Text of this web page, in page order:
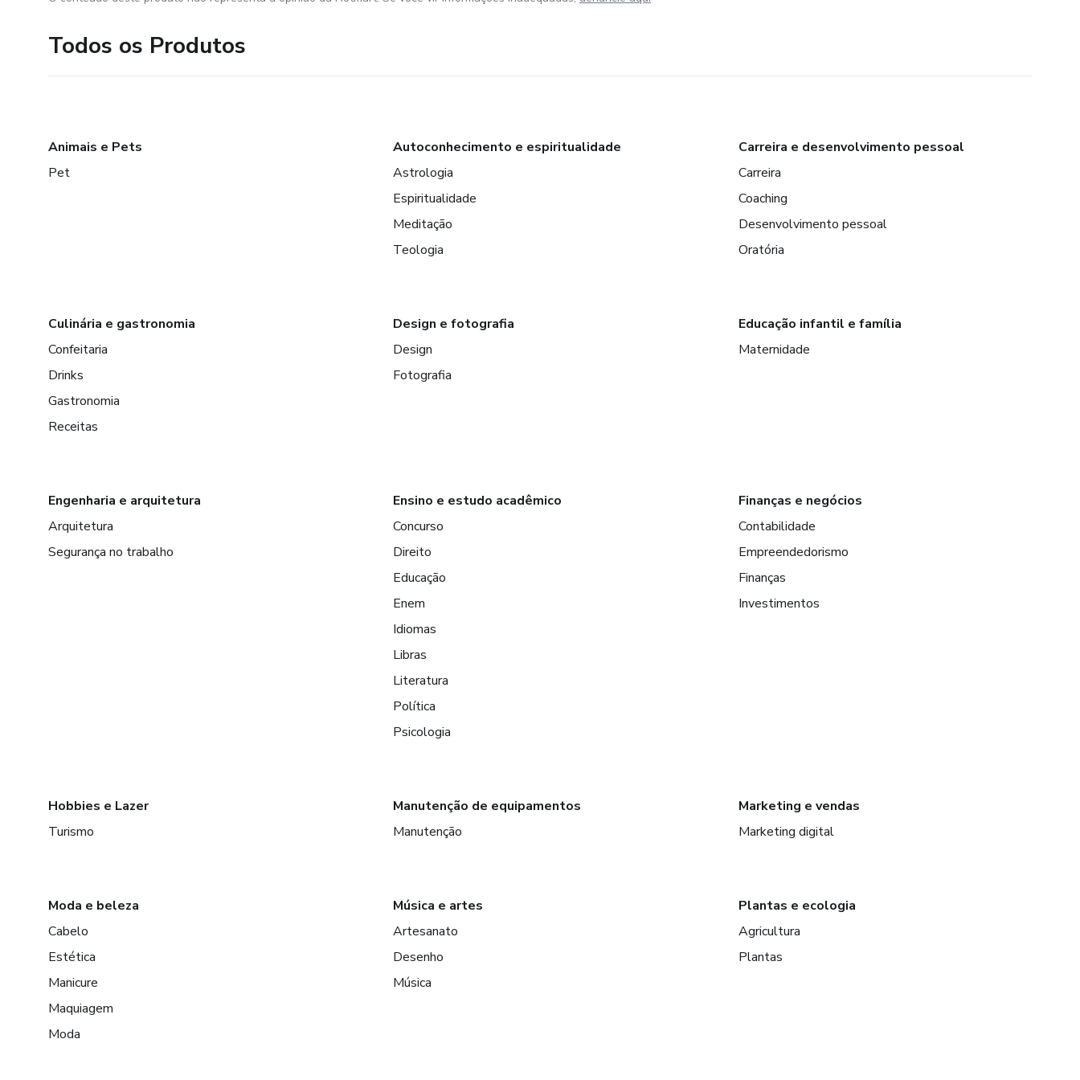
Todos os Produtos
Animais e Pets
Pet
Autoconhecimento e espiritualidade
Astrologia
Espiritualidade
Meditação
Teologia
Carreira e desenvolvimento pessoal
Carreira
Coaching
Desenvolvimento pessoal
Oratória
Culinária e gastronomia
Confeitaria
Drinks
Gastronomia
Receitas
Design e fotografia
Design
Fotografia
Educação infantil e família
Maternidade
Engenharia e arquitetura
Arquitetura
Segurança no trabalho
Ensino e estudo acadêmico
Concurso
Direito
Educação
Enem
Idiomas
Libras
Literatura
Política
Psicologia
Finanças e negócios
Contabilidade
Empreendedorismo
Finanças
Investimentos
Hobbies e Lazer
Turismo
Manutenção de equipamentos
Manutenção
Marketing e vendas
Marketing digital
Moda e beleza
Cabelo
Estética
Manicure
Maquiagem
Moda
Música e artes
Artesanato
Desenho
Música
Plantas e ecologia
Agricultura
Plantas